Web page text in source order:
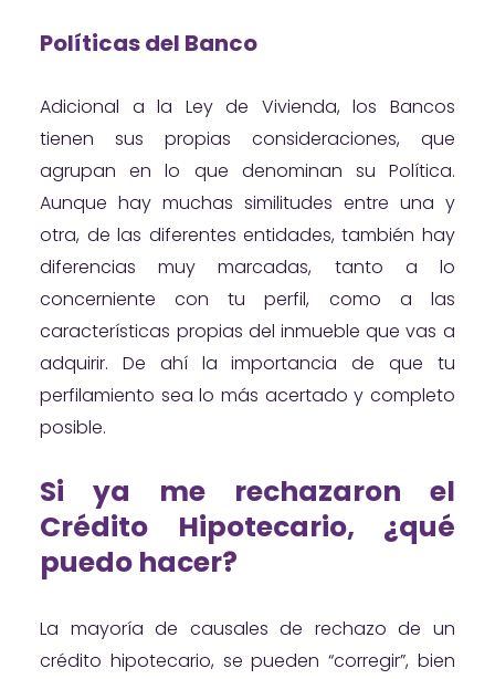
Políticas del Banco
Adicional a la Ley de Vivienda, los Bancos
tienen sus propias consideraciones, que
agrupan en lo que denominan su Política.
Aunque hay muchas similitudes entre una y
otra, de las diferentes entidades, también hay
diferencias muy marcadas, tanto a lo
concerniente con tu perfil, como a las
características propias del inmueble que vas a
adquirir. De ahí la importancia de que tu
perfilamiento sea lo más acertado y completo
posible.
Si ya me rechazaron el
Crédito Hipotecario, ¿qué
puedo hacer?
La mayoría de causales de rechazo de un
crédito hipotecario, se pueden “corregir”, bien